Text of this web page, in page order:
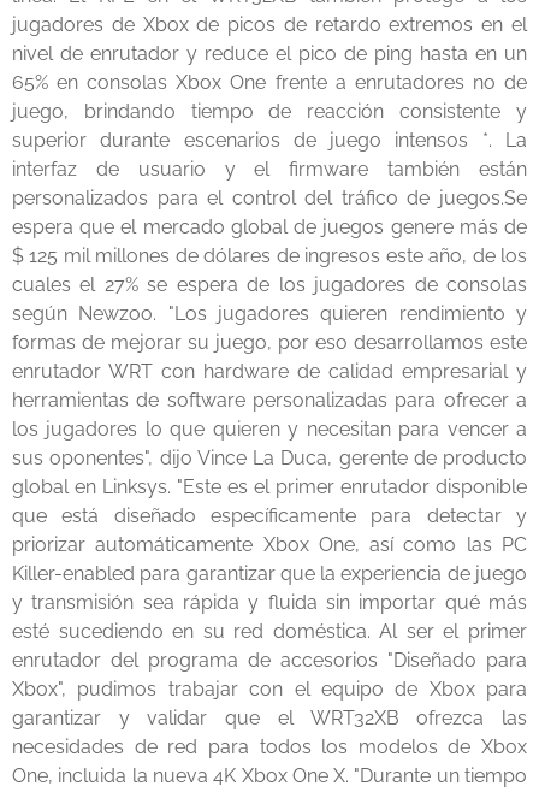
jugadores de Xbox de picos de retardo extremos en el
nivel de enrutador y reduce el pico de ping hasta en un
65% en consolas Xbox One frente a enrutadores no de
juego, brindando tiempo de reacción consistente y
superior durante escenarios de juego intensos *. La
interfaz de usuario y el firmware también están
personalizados para el control del tráfico de juegos.Se
espera que el mercado global de juegos genere más de
$ 125 mil millones de dólares de ingresos este año, de los
cuales el 27% se espera de los jugadores de consolas
según Newzoo. "Los jugadores quieren rendimiento y
formas de mejorar su juego, por eso desarrollamos este
enrutador WRT con hardware de calidad empresarial y
herramientas de software personalizadas para ofrecer a
los jugadores lo que quieren y necesitan para vencer a
sus oponentes", dijo Vince La Duca, gerente de producto
global en Linksys. "Este es el primer enrutador disponible
que está diseñado específicamente para detectar y
priorizar automáticamente Xbox One, así como las PC
Killer-enabled para garantizar que la experiencia de juego
y transmisión sea rápida y fluida sin importar qué más
esté sucediendo en su red doméstica. Al ser el primer
enrutador del programa de accesorios "Diseñado para
Xbox", pudimos trabajar con el equipo de Xbox para
garantizar y validar que el WRT32XB ofrezca las
necesidades de red para todos los modelos de Xbox
One, incluida la nueva 4K Xbox One X. "Durante un tiempo